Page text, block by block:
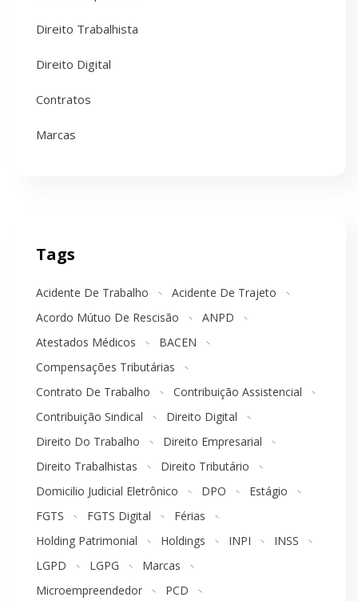
Direito Trabalhista
Direito Digital
Contratos
Marcas
Tags
Acidente De Trabalho
Acidente De Trajeto
Acordo Mútuo De Rescisão
ANPD
Atestados Médicos
BACEN
Compensações Tributárias
Contrato De Trabalho
Contribuição Assistencial
Contribuição Sindical
Direito Digital
Direito Do Trabalho
Direito Empresarial
Direito Trabalhistas
Direito Tributário
Domicilio Judicial Eletrônico
DPO
Estágio
FGTS
FGTS Digital
Férias
Holding Patrimonial
Holdings INPI
INSS
LGPD
LGPG
Marcas
Microempreendedor
PCD